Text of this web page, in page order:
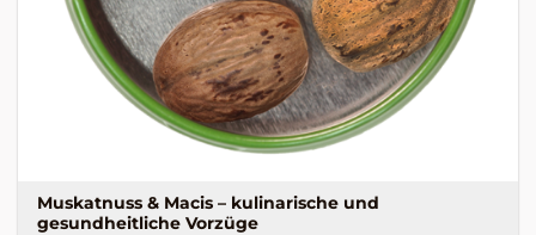
Muskatnuss & Macis – kulinarische und
gesundheitliche Vorzüge